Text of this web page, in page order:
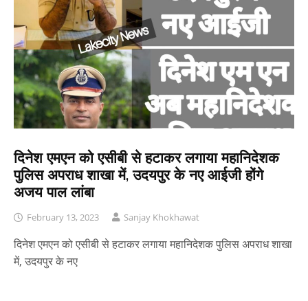
दिनेश एमएन को एसीबी से हटाकर लगाया महानिदेशक
पुलिस अपराध शाखा में, उदयपुर के नए आईजी होंगे
अजय पाल लांबा
February 13, 2023 Sanjay Khokhawat
दिनेश एमएन को एसीबी से हटाकर लगाया महानिदेशक पुलिस अपराध शाखा
में, उदयपुर के नए